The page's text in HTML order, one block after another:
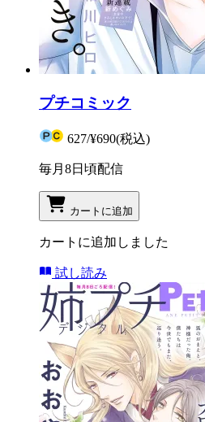
プチコミック
627/¥690(税込)
毎月8日頃配信
カートに追加
カートに追加しました
試し読み